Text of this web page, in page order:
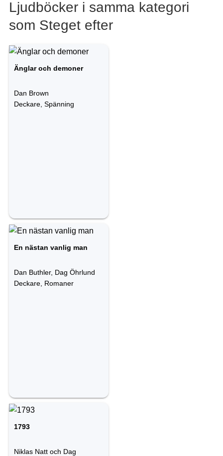
Ljudböcker i samma kategori
som Steget efter
Änglar och demoner
Dan Brown
Deckare, Spänning
En nästan vanlig man
Dan Buthler, Dag Öhrlund
Deckare, Romaner
1793
Niklas Natt och Dag